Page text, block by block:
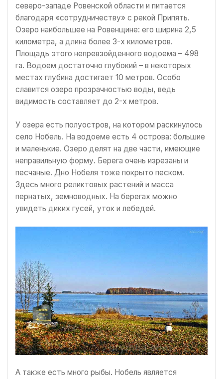
северо-западе Ровенской области и питается
благодаря «сотрудничеству» с рекой Припять.
Озеро наибольшее на Ровенщине: его ширина 2,5
километра, а длина более 3-х километров.
Площадь этого непревзойденного водоема – 498
га. Водоем достаточно глубокий – в некоторых
местах глубина достигает 10 метров. Особо
славится озеро прозрачностью воды, ведь
видимость составляет до 2-х метров.
У озера есть полуостров, на котором раскинулось
село Нобель. На водоеме есть 4 острова: большие
и маленькие. Озеро делят на две части, имеющие
неправильную форму. Берега очень изрезаны и
песчаные. Дно Нобеля тоже покрыто песком.
Здесь много реликтовых растений и масса
пернатых, земноводных. На берегах можно
увидеть диких гусей, уток и лебедей.
А также есть много рыбы. Нобель является